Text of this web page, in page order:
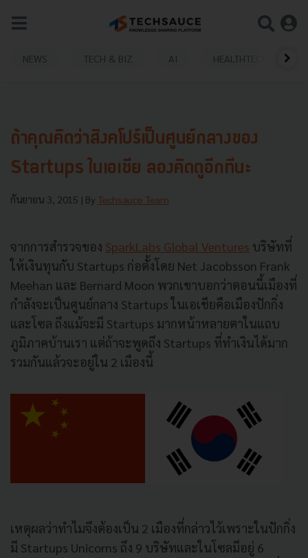
NEWS TECH & BIZ AI HEALTHTECH
ถ้าคุณคิดว่าสิงคโปร์เป็นศูนย์กลางของ
Startups ในเอเชีย ลองคิดดูอีกทีนะ
กันยายน 3, 2015 | By Techsauce Team
จากการสำรวจของ SparkLabs Global Ventures บริษัทที่
ให้เงินทุนกับ Startups ก่อตั้งโดย Net Jacobsson Frank
Meehan และ Bernard Moon พวกเขาบอกว่าตอนนี้เมืองที่
กำลังจะเป็นศูนย์กลาง Startups ในเอเชียคือเมืองปักกิ่ง
และโซล ถึงแม้จะมี Startups มากหน้าหลายตาในแถบ
ภูมิภาคบ้านเรา แต่ถ้าจะพูดถึง Startups ที่ทำเงินได้มาก
รวมกันแล้วจะอยู่ใน 2 เมืองนี้
เหตุผลว่าทำไมจึงต้องเป็น 2 เมืองที่กล่าวไว้เพราะในปักกิ่ง
มี Startups Unicorns ถึง 9 บริษัทและในโซลมีอยู่ 6